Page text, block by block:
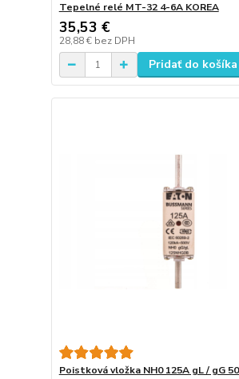
Tepelné relé MT-32 4-6A KOREA
35,53 €
28,88 € bez DPH
Pridať do košíka
Poistková vložka NH0 125A gL / gG